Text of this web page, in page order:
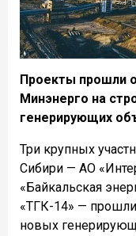
Проекты прошли
Минэнерго на
генерирующих
Три крупных
Сибири — АО
«Байкальская
«ТГК-14» —
новых